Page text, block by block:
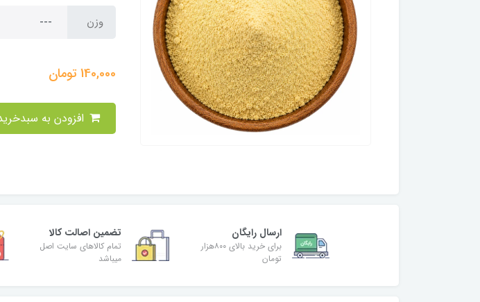
وزن
140,000تومان
ارسال رایگان
برای خرید بالای ۸۰۰هزار
تومان
تضمین اصالت کالا
تمام کالاهای سایت اصل
میباشد